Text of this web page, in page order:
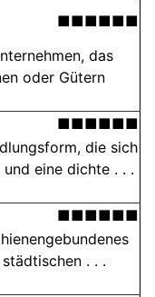
■■■■■■
das
oder Gütern
■■■■■■
die sich
eine dichte . . .
■■■■■■
. . .